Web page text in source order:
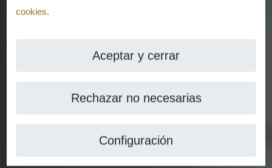
cookies.
Aceptar y cerrar
Rechazar no necesarias
Configuración